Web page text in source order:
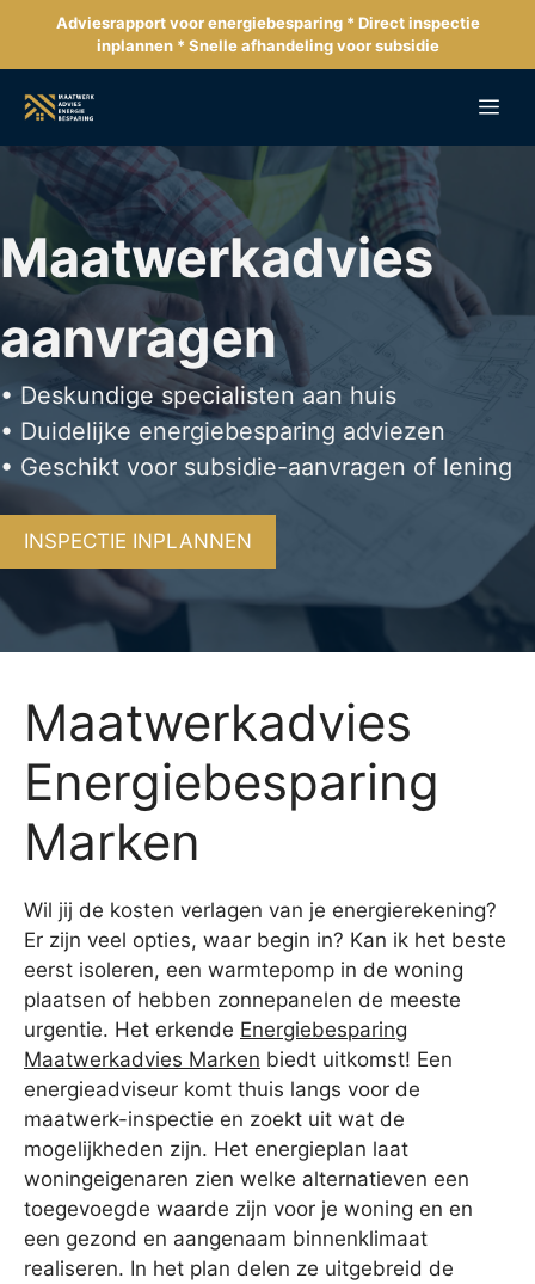
de
inhoud
Adviesrapport voor energiebesparing * Direct inspectie
inplannen * Snelle afhandeling voor subsidie
Maatwerkadvies
aanvragen
• Deskundige specialisten aan huis
• Duidelijke energiebesparing adviezen
• Geschikt voor subsidie-aanvragen of lening
INSPECTIE INPLANNEN
Maatwerkadvies
Energiebesparing
Marken
Wil jij de kosten verlagen van je energierekening?
Er zijn veel opties, waar begin in? Kan ik het beste
eerst isoleren, een warmtepomp in de woning
plaatsen of hebben zonnepanelen de meeste
urgentie. Het erkende Energiebesparing
Maatwerkadvies Marken biedt uitkomst! Een
energieadviseur komt thuis langs voor de
maatwerk-inspectie en zoekt uit wat de
mogelijkheden zijn. Het energieplan laat
woningeigenaren zien welke alternatieven een
toegevoegde waarde zijn voor je woning en en
een gezond en aangenaam binnenklimaat
realiseren. In het plan delen ze uitgebreid de